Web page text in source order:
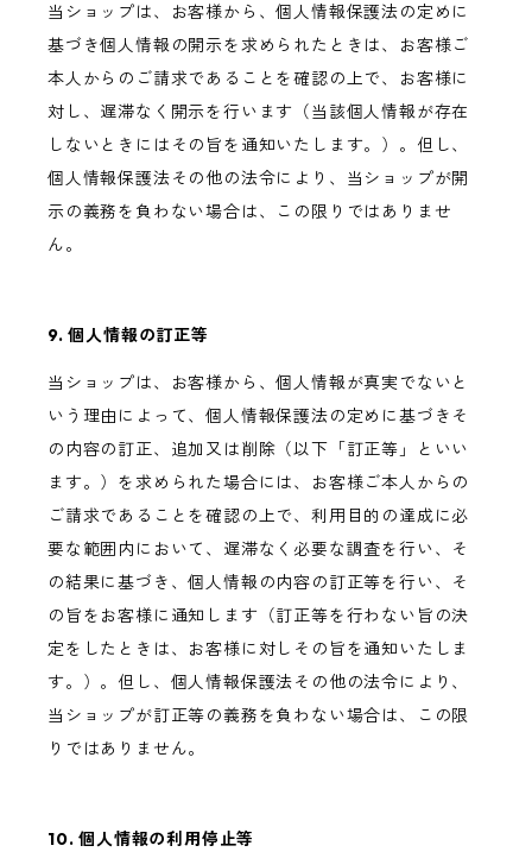
当ショップは、お客様から、個人情報保護法の定めに
基づき個人情報の開示を求められたときは、お客様ご
本人からのご請求であることを確認の上で、お客様に
対し、遅滞なく開示を行います（当該個人情報が存在
しないときにはその旨を通知いたします。）。但し、
個人情報保護法その他の法令により、当ショップが開
示の義務を負わない場合は、この限りではありませ
ん。
9. 個人情報の訂正等
当ショップは、お客様から、個人情報が真実でないと
いう理由によって、個人情報保護法の定めに基づきそ
の内容の訂正、追加又は削除（以下「訂正等」といい
ます。）を求められた場合には、お客様ご本人からの
ご請求であることを確認の上で、利用目的の達成に必
要な範囲内において、遅滞なく必要な調査を行い、そ
の結果に基づき、個人情報の内容の訂正等を行い、そ
の旨をお客様に通知します（訂正等を行わない旨の決
定をしたときは、お客様に対しその旨を通知いたしま
す。）。但し、個人情報保護法その他の法令により、
当ショップが訂正等の義務を負わない場合は、この限
りではありません。
10. 個人情報の利用停止等